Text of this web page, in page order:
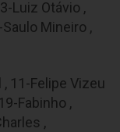
Luiz Otávio ,
Saulo Mineiro ,
, 11-Felipe Vizeu
19-Fabinho ,
,